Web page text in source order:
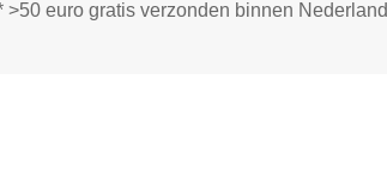
euro gratis verzonden binnen Nederland